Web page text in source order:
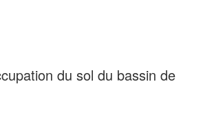
du sol du bassin de